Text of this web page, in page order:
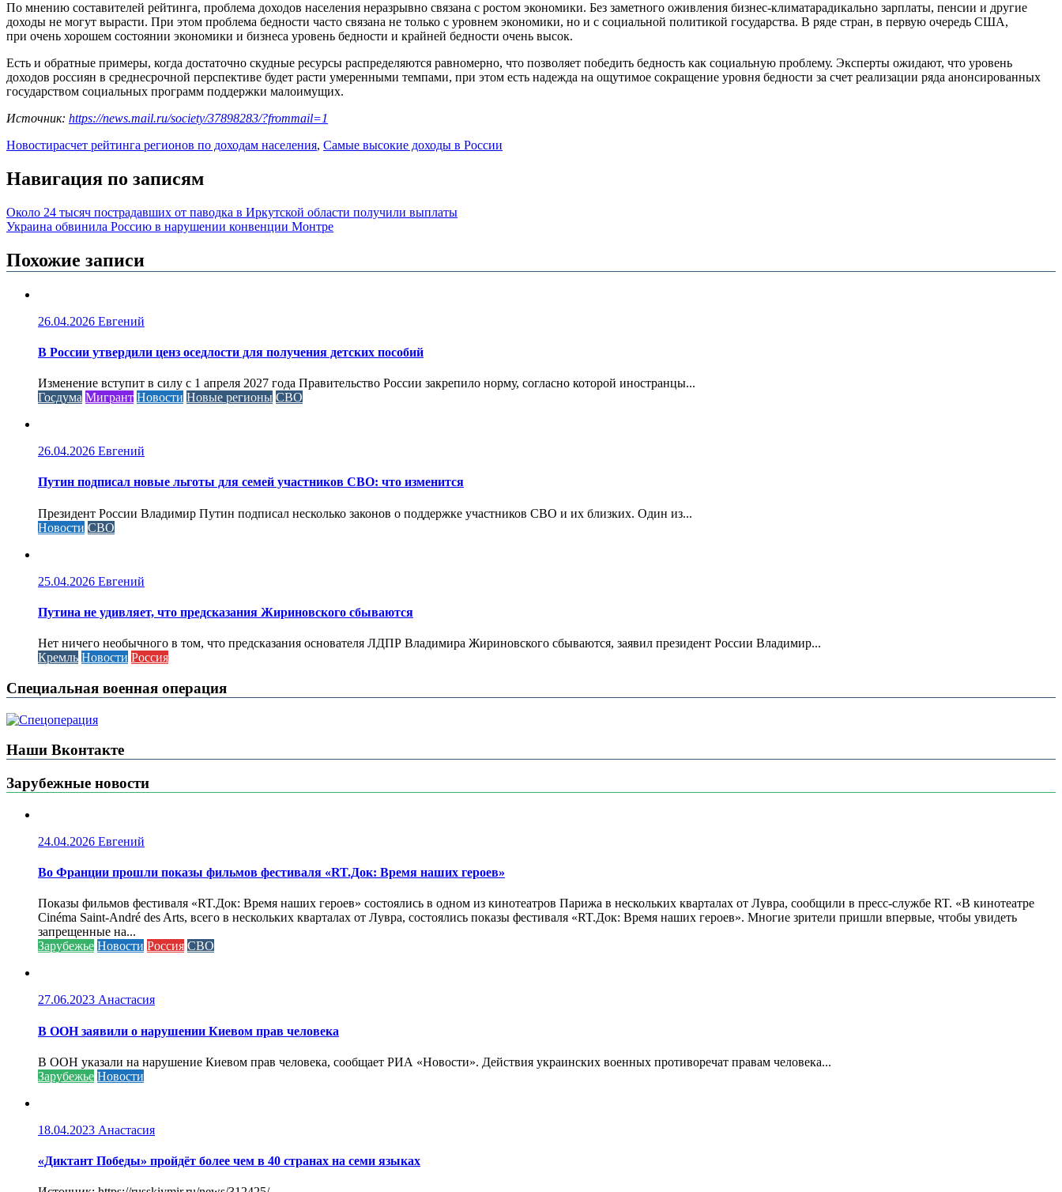
По мнению составителей рейтинга, проблема доходов населения неразрывно связана с ростом экономики. Без заметного оживления бизнес-климатарадикально зарплаты, пенсии и другие
доходы не могут вырасти. При этом проблема бедности часто связана не только с уровнем экономики, но и с социальной политикой государства. В ряде стран, в первую очередь США,
при очень хорошем состоянии экономики и бизнеса уровень бедности и крайней бедности очень высок.
Есть и обратные примеры, когда достаточно скудные ресурсы распределяются равномерно, что позволяет победить бедность как социальную проблему. Эксперты ожидают, что уровень
доходов россиян в среднесрочной перспективе будет расти умеренными темпами, при этом есть надежда на ощутимое сокращение уровня бедности за счет реализации ряда анонсированных
государством социальных программ поддержки малоимущих.
Источник: https://news.mail.ru/society/37898283/?frommail=1
Новостирасчет рейтинга регионов по доходам населения, Самые высокие доходы в России
Навигация по записям
Около 24 тысяч пострадавших от паводка в Иркутской области получили выплаты
Украина обвинила Россию в нарушении конвенции Монтре
Похожие записи
26.04.2026 Евгений
В России утвердили ценз оседлости для получения детских пособий
Изменение вступит в силу с 1 апреля 2027 года Правительство России закрепило норму, согласно которой иностранцы...
Госдума Мигрант Новости Новые регионы СВО
26.04.2026 Евгений
Путин подписал новые льготы для семей участников СВО: что изменится
Президент России Владимир Путин подписал несколько законов о поддержке участников СВО и их близких. Один из...
Новости СВО
25.04.2026 Евгений
Путина не удивляет, что предсказания Жириновского сбываются
Нет ничего необычного в том, что предсказания основателя ЛДПР Владимира Жириновского сбываются, заявил президент России Владимир...
Кремль Новости Россия
Специальная военная операция
Наши Вконтакте
Зарубежные новости
24.04.2026 Евгений
Во Франции прошли показы фильмов фестиваля «RT.Док: Время наших героев»
Показы фильмов фестиваля «RT.Док: Время наших героев» состоялись в одном из кинотеатров Парижа в нескольких кварталах от Лувра, сообщили в пресс-службе RT. «В кинотеатре
Cinéma Saint-André des Arts, всего в нескольких кварталах от Лувра, состоялись показы фестиваля «RT.Док: Время наших героев». Многие зрители пришли впервые, чтобы увидеть
запрещенные на...
Зарубежье Новости Россия СВО
27.06.2023 Анастасия
В ООН заявили о нарушении Киевом прав человека
В ООН указали на нарушение Киевом прав человека, сообщает РИА «Новости». Действия украинских военных противоречат правам человека...
Зарубежье Новости
18.04.2023 Анастасия
«Диктант Победы» пройдёт более чем в 40 странах на семи языках